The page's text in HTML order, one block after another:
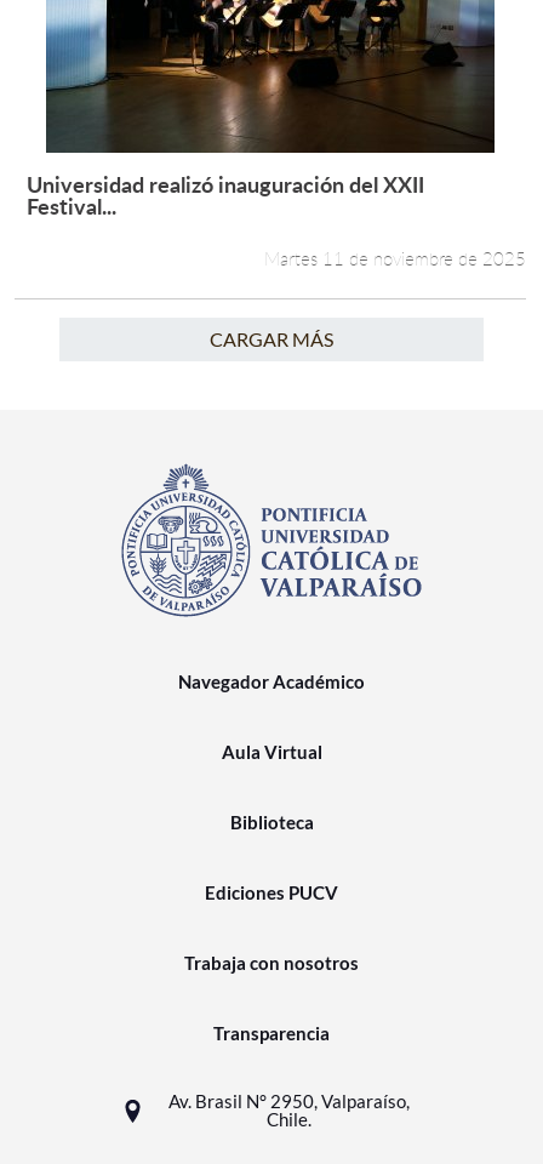
Leer más +
Universidad realizó inauguración del XXII
Festival...
Martes 11 de noviembre de 2025
CARGAR MÁS
Navegador Académico
Aula Virtual
Biblioteca
Ediciones PUCV
Trabaja con nosotros
Transparencia
Av. Brasil N° 2950, Valparaíso,
Chile.